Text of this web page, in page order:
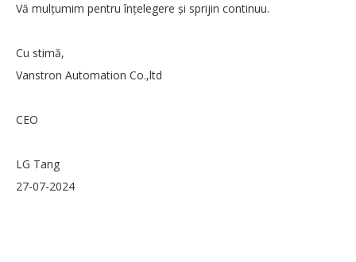
Vă mulțumim pentru înțelegere și sprijin continuu.
Cu stimă,
Vanstron Automation Co.,ltd
CEO
LG Tang
27-07-2024